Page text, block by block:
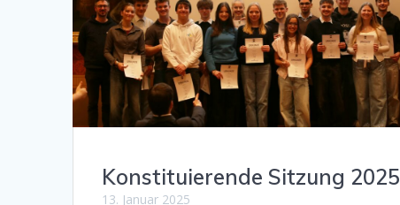
Konstituierende Sitzung 2025
13. Januar 2025